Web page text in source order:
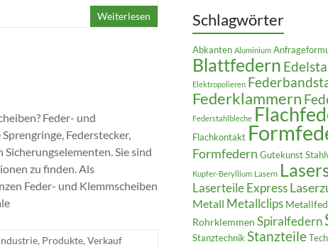
Weiterlesen
Feder- und
Federstecker,
Sie sind
zu finden. Als
Feder- und Klemmscheiben
, Produkte, Verkauf
Schlagwörter
Abkanten Aluminium
Blattfedern
Elektropolieren
Federklammern
Federstahlbleche
Flachkontakt
Formfedern Gutekunst
Kupfer-Beryllium Lasern
Laserteile Express
Metall Metallclips
Rohrklemmen Spiralfedern
Stanztechnik Stanzteile